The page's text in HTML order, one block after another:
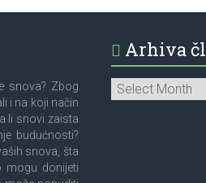
snova? Zbog
i na koji način
li snovi zaista
budućnosti?
snova, šta
mogu donijeti
Arhiva